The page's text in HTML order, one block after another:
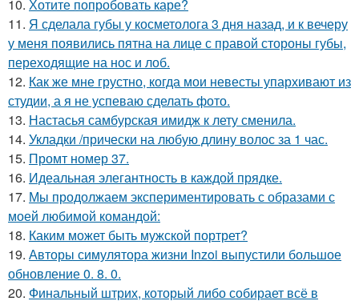
10. Хотите попробовать каре?
11. Я сделала губы у косметолога 3 дня назад, и к вечеру
у меня появились пятна на лице с правой стороны губы,
переходящие на нос и лоб.
12. Как же мне грустно, когда мои невесты упархивают из
студии, а я не успеваю сделать фото.
13. Настасья самбурская имидж к лету сменила.
14. Укладки /прически на любую длину волос за 1 час.
15. Промт номер 37.
16. Идеальная элегантность в каждой прядке.
17. Мы продолжаем экспериментировать с образами с
моей любимой командой:
18. Каким может быть мужской портрет?
19. Авторы симулятора жизни Inzoi выпустили большое
обновление 0. 8. 0.
20. Финальный штрих, который либо собирает всё в